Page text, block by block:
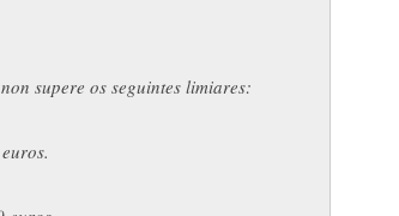
supere os seguintes limiares: